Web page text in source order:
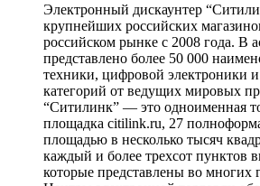
Электронный дискаунтер
крупнейших российских
российском рынке с 2008 года. В
представлено более 50 000
техники, цифровой электроники
категорий от ведущих мировых
“Ситилинк” — это одноименная
площадка citilink.ru, 27
площадью в несколько тысяч
каждый и более трехсот пунктов
которые представлены во многих